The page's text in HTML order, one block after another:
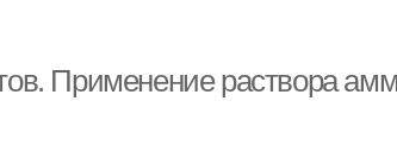
Применение раствора